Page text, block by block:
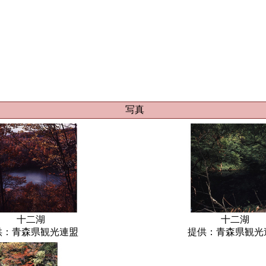
写真
十二湖
：青森県観光連盟
十二湖
提供：青森県観光